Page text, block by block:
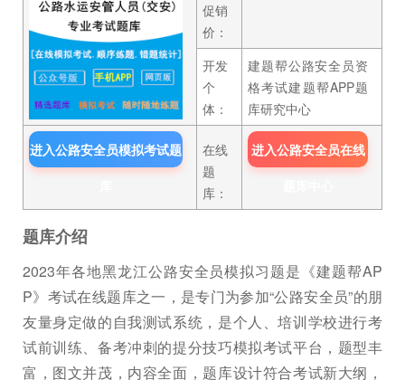
促销
价：
开发
个
体：
建题帮公路安全员资
格考试建题帮APP题
库研究中心
进入公路安全员模拟考试题
在线
题
库：
进入公路安全员在线
题库介绍
2023年各地黑龙江公路安全员模拟习题是《建题帮AP
P》考试在线题库之一，是专门为参加“公路安全员”的朋
友量身定做的自我测试系统，是个人、培训学校进行考
试前训练、备考冲刺的提分技巧模拟考试平台，题型丰
富，图文并茂，内容全面，题库设计符合考试新大纲，